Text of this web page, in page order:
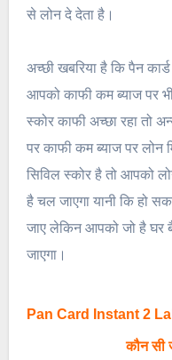
से लोन दे देता है।
अच्छी खबरिया है कि पैन
आपको काफी कम ब्याज पर
स्कोर काफी अच्छा रहा तो
पर काफी कम ब्याज पर लोन
सिविल स्कोर है तो आपको
है चल जाएगा यानी कि हो
जाए लेकिन आपको जो है घर
जाएगा।
Pan Card Instant 2
कौन सी